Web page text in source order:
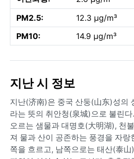
PM2.5:
12.3 µg/m³
PM10:
14.9 µg/m³
지난 시 정보
지난(济南)은 중국 산둥(山东)성의
라는 뜻의 취안청(泉城)으로 불린
오르는 샘물과 대명호(大明湖), 천
져 물과 산이 공존하는 풍경을 자
쪽을 흐르고, 남쪽으로는 태산(泰